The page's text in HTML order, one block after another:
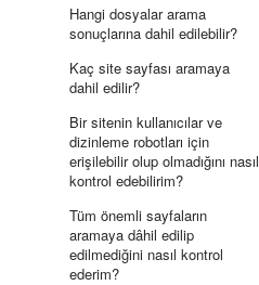
Hangi dosyalar arama
sonuçlarına dahil edilebilir?
Kaç site sayfası aramaya
dahil edilir?
Bir sitenin kullanıcılar ve
dizinleme robotları için
erişilebilir olup olmadığını nasıl
kontrol edebilirim?
Tüm önemli sayfaların
aramaya dâhil edilip
edilmediğini nasıl kontrol
ederim?